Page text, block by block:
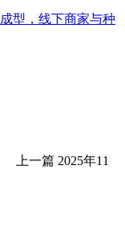
型，线下商家与种
上一篇 2025年11